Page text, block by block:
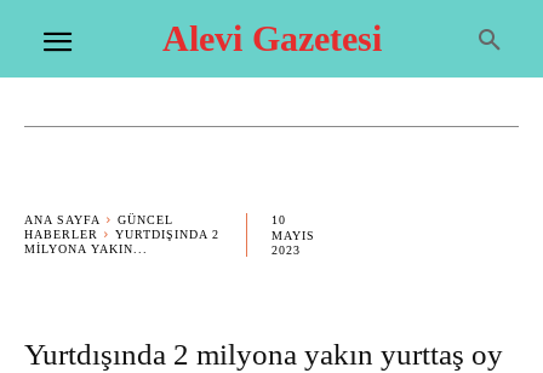
Alevi Gazetesi
ANA SAYFA
GÜNCEL
HABERLER
YURTDIŞINDA 2
MILYONA YAKIN...
10
MAYIS
2023
Yurtdışında 2 milyona yakın yurttaş oy